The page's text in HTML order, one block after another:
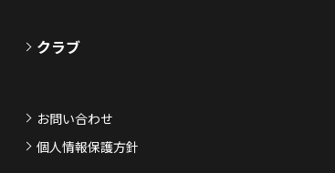
クラブ
お問い合わせ
個人情報保護方針